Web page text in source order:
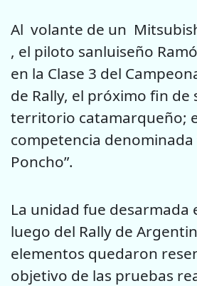
Al volante de un
, el piloto sanluiseño
en la Clase 3 del
de Rally, el próximo fin de
territorio catamarqueño;
competencia denominada
Poncho”.
La unidad fue desarmada
luego del Rally de
elementos quedaron
objetivo de las pruebas